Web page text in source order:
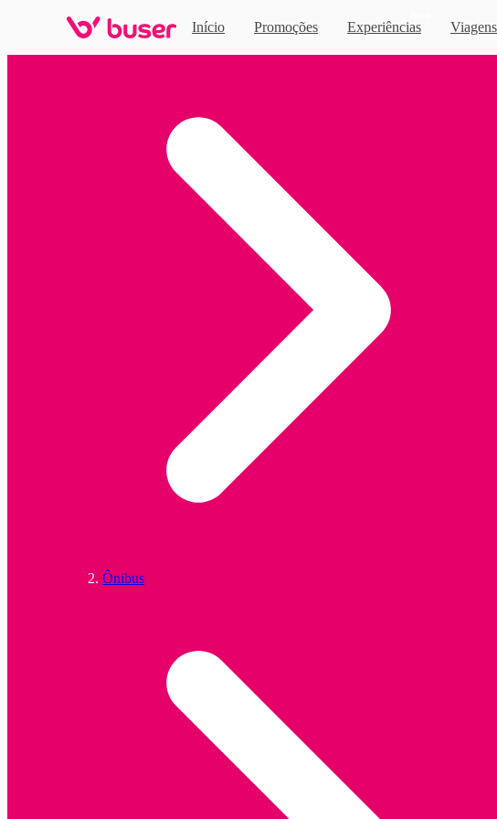
Início Promoções Experiências Viagens
Ônibus